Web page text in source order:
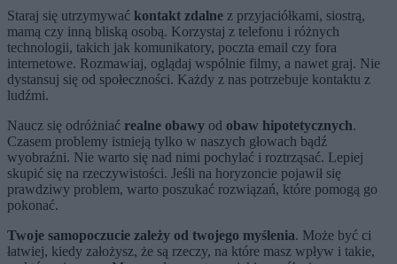
Staraj się utrzymywać kontakt zdalne z przyjaciółkami, siostrą,
mamą czy inną bliską osobą. Korzystaj z telefonu i różnych
technologii, takich jak komunikatory, poczta email czy fora
internetowe. Rozmawiaj, oglądaj wspólnie filmy, a nawet graj. Nie
dystansuj się od społeczności. Każdy z nas potrzebuje kontaktu z
ludźmi.
Naucz się odróżniać realne obawy od obaw hipotetycznych.
Czasem problemy istnieją tylko w naszych głowach bądź
wyobraźni. Nie warto się nad nimi pochylać i roztrząsać. Lepiej
skupić się na rzeczywistości. Jeśli na horyzoncie pojawił się
prawdziwy problem, warto poszukać rozwiązań, które pomogą go
pokonać.
Twoje samopoczucie zależy od twojego myślenia. Może być ci
łatwiej, kiedy założysz, że są rzeczy, na które masz wpływ i takie,